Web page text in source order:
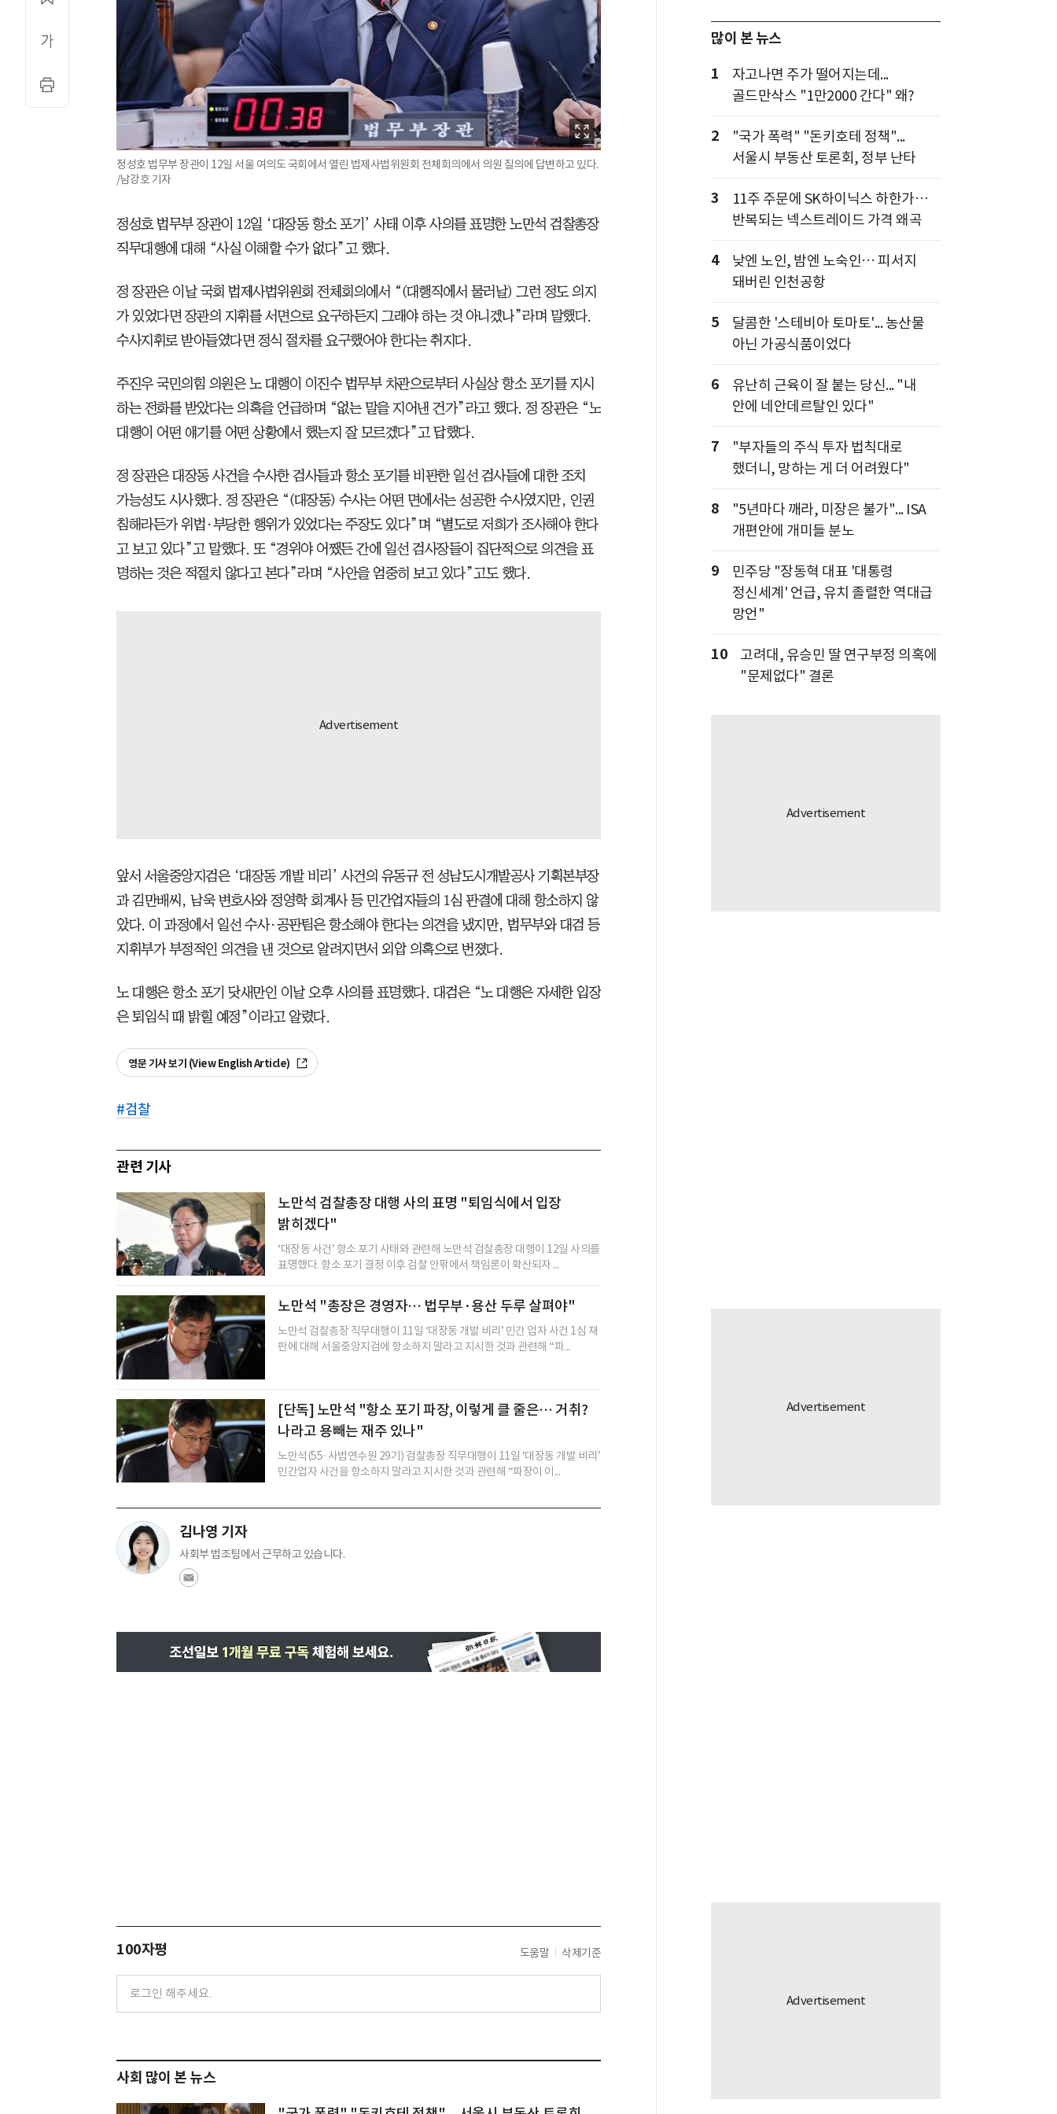
정성호 법무부 장관이 12일 서울 여의도 국회에서 열린 법제사법위원회 전체회의에서 의원 질의에 답변하고 있다.
/남강호 기자
정성호 법무부 장관이 12일 ‘대장동 항소 포기’ 사태 이후 사의를 표명한 노만석 검찰총장
직무대행에 대해 “사실 이해할 수가 없다”고 했다.
정 장관은 이날 국회 법제사법위원회 전체회의에서 “(대행직에서 물러날) 그런 정도 의지
가 있었다면 장관의 지휘를 서면으로 요구하든지 그래야 하는 것 아니겠나”라며 말했다.
수사지휘로 받아들였다면 정식 절차를 요구했어야 한다는 취지다.
주진우 국민의힘 의원은 노 대행이 이진수 법무부 차관으로부터 사실상 항소 포기를 지시
하는 전화를 받았다는 의혹을 언급하며 “없는 말을 지어낸 건가”라고 했다. 정 장관은 “노
대행이 어떤 얘기를 어떤 상황에서 했는지 잘 모르겠다”고 답했다.
정 장관은 대장동 사건을 수사한 검사들과 항소 포기를 비판한 일선 검사들에 대한 조치
가능성도 시사했다. 정 장관은 “(대장동) 수사는 어떤 면에서는 성공한 수사였지만, 인권
침해라든가 위법·부당한 행위가 있었다는 주장도 있다”며 “별도로 저희가 조사해야 한다
고 보고 있다”고 말했다. 또 “경위야 어쨌든 간에 일선 검사장들이 집단적으로 의견을 표
명하는 것은 적절치 않다고 본다”라며 “사안을 엄중히 보고 있다”고도 했다.
앞서 서울중앙지검은 ‘대장동 개발 비리’ 사건의 유동규 전 성남도시개발공사 기획본부장
과 김만배씨, 남욱 변호사와 정영학 회계사 등 민간업자들의 1심 판결에 대해 항소하지 않
았다. 이 과정에서 일선 수사·공판팀은 항소해야 한다는 의견을 냈지만, 법무부와 대검 등
지휘부가 부정적인 의견을 낸 것으로 알려지면서 외압 의혹으로 번졌다.
노 대행은 항소 포기 닷새만인 이날 오후 사의를 표명했다. 대검은 “노 대행은 자세한 입장
은 퇴임식 때 밝힐 예정”이라고 알렸다.
영문 기사 보기 (View English Article)
#검찰
관련 기사
노만석 검찰총장 대행 사의 표명 "퇴임식에서 입장
밝히겠다"
‘대장동 사건’ 항소 포기 사태와 관련해 노만석 검찰총장 대행이 12일 사의를
표명했다. 항소 포기 결정 이후 검찰 안팎에서 책임론이 확산되자 ...
노만석 "총장은 경영자… 법무부·용산 두루 살펴야"
노만석 검찰총장 직무대행이 11일 ‘대장동 개발 비리’ 민간 업자 사건 1심 재
판에 대해 서울중앙지검에 항소하지 말라고 지시한 것과 관련해 “파...
[단독] 노만석 "항소 포기 파장, 이렇게 클 줄은… 거취?
나라고 용빼는 재주 있나"
노만석(55·사법연수원 29기) 검찰총장 직무대행이 11일 ‘대장동 개발 비리’
민간업자 사건을 항소하지 말라고 지시한 것과 관련해 “파장이 이...
김나영 기자
사회부 법조팀에서 근무하고 있습니다.
100자평 도움말 삭제기준
사회 많이 본 뉴스
많이 본 뉴스
1
자고나면 주가 떨어지는데...
골드만삭스 "1만2000 간다" 왜?
2
"국가 폭력" "돈키호테 정책"...
서울시 부동산 토론회, 정부 난타
3
11주 주문에 SK하이닉스 하한가…
반복되는 넥스트레이드 가격 왜곡
4
낮엔 노인, 밤엔 노숙인… 피서지
돼버린 인천공항
5
달콤한 '스테비아 토마토'... 농산물
아닌 가공식품이었다
6
유난히 근육이 잘 붙는 당신... "내
안에 네안데르탈인 있다"
7
"부자들의 주식 투자 법칙대로
했더니, 망하는 게 더 어려웠다"
8
"5년마다 깨라, 미장은 불가"... ISA
개편안에 개미들 분노
9
민주당 "장동혁 대표 '대통령
정신세계' 언급, 유치 졸렬한 역대급
망언"
10
고려대, 유승민 딸 연구부정 의혹에
"문제없다" 결론